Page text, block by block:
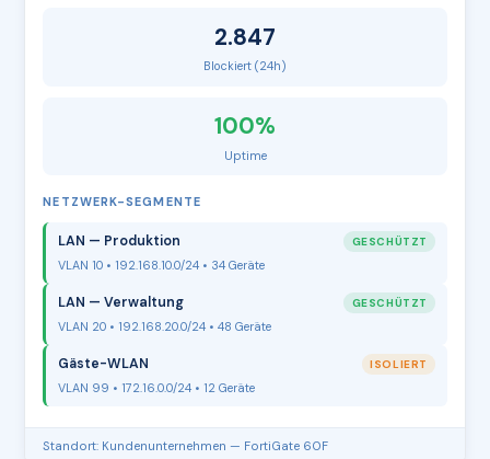
2.847
Blockiert (24h)
100%
Uptime
NETZWERK-SEGMENTE
LAN — Produktion GESCHÜTZT
VLAN 10 • 192.168.10.0/24 • 34 Geräte
LAN — Verwaltung GESCHÜTZT
VLAN 20 • 192.168.20.0/24 • 48 Geräte
Gäste-WLAN ISOLIERT
VLAN 99 • 172.16.0.0/24 • 12 Geräte
Standort: Kundenunternehmen — FortiGate 60F